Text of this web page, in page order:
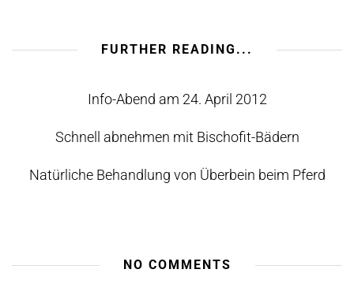
FURTHER READING...
Info-Abend am 24. April 2012
Schnell abnehmen mit Bischofit-Bädern
Natürliche Behandlung von Überbein beim Pferd
NO COMMENTS